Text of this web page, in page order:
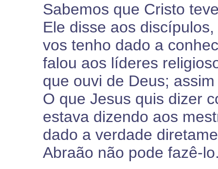
Sabemos que Cristo
Ele disse aos
vos tenho dado a
falou aos líderes
que ouvi de Deus;
O que Jesus quis dizer
estava dizendo aos
dado a verdade
Abraão não pode fazê-